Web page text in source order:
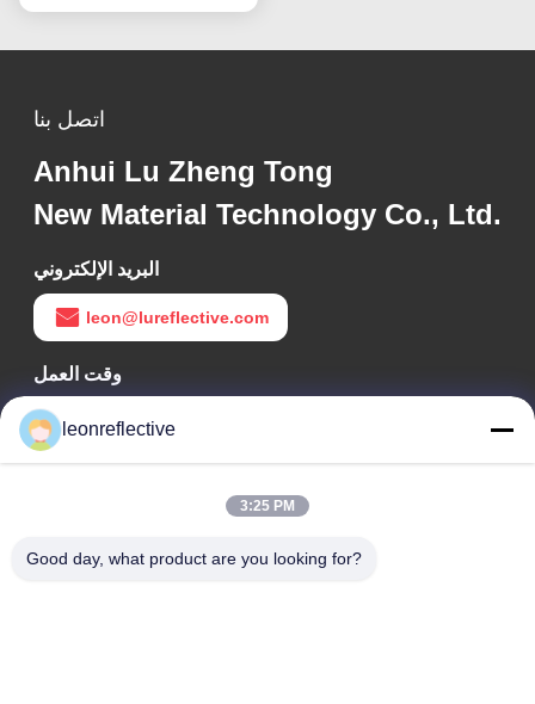
اتصل بنا
Anhui Lu Zheng Tong
New Material Technology Co., Ltd.
البريد الإلكتروني
leon@lureflective.com
وقت العمل
9:00-18:00
عنواننا
التكنولوجيا العالية، هيفي، أنهوي، الصين
leonreflective
3:25 PM
Good day, what product are you looking for?